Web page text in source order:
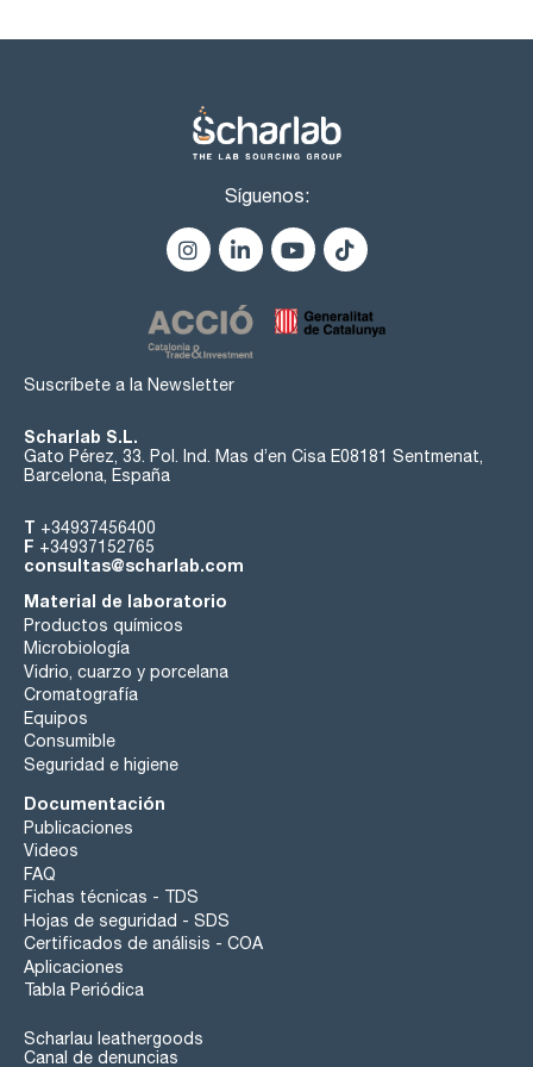
Síguenos:
Suscríbete a la Newsletter
Scharlab S.L.
Gato Pérez, 33. Pol. Ind. Mas d’en Cisa E08181 Sentmenat,
Barcelona, España
T +34937456400
F +34937152765
consultas@scharlab.com
Material de laboratorio
Productos químicos
Microbiología
Vidrio, cuarzo y porcelana
Cromatografía
Equipos
Consumible
Seguridad e higiene
Documentación
Publicaciones
Videos
FAQ
Fichas técnicas - TDS
Hojas de seguridad - SDS
Certificados de análisis - COA
Aplicaciones
Tabla Periódica
Scharlau leathergoods
Canal de denuncias